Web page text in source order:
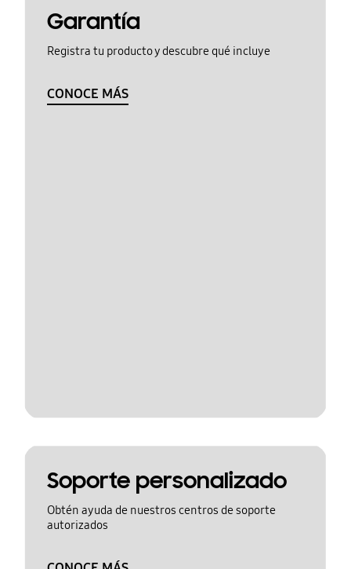
Garantía
Registra tu producto y descubre qué incluye
CONOCE MÁS
Soporte personalizado
Obtén ayuda de nuestros centros de soporte
autorizados